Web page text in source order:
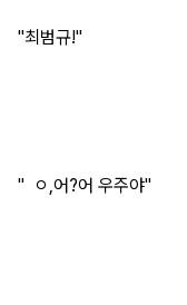
"최범규!"
" ㅇ,어?어 우주야"